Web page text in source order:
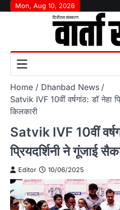
SkipMon, Aug 10, 2026
Home
Dhanbad News
Satvik IVF 10वीं वर्षगांठ: डॉ नेहा
किलकारी
Satvik IVF 10वीं
प्रियदर्शिनी ने गूंजाई
Editor 10/06/2025